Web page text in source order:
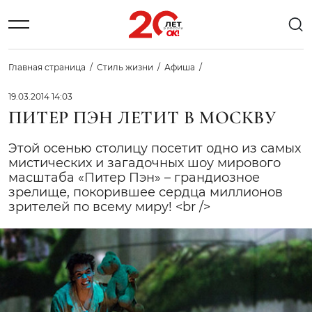
Главная страница Стиль жизни Афиша
19.03.2014 14:03
ПИТЕР ПЭН ЛЕТИТ В МОСКВУ
Этой осенью столицу посетит одно из самых
мистических и загадочных шоу мирового
масштаба «Питер Пэн» – грандиозное
зрелище, покорившее сердца миллионов
зрителей по всему миру! <br />